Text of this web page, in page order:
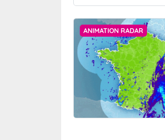
ANIMATION RADAR